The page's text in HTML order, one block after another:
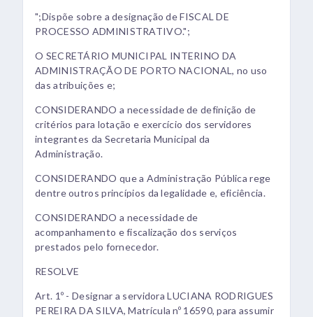
";Dispõe sobre a designação de FISCAL DE
PROCESSO ADMINISTRATIVO.";
O SECRETÁRIO MUNICIPAL INTERINO DA
ADMINISTRAÇÃO DE PORTO NACIONAL, no uso
das atribuições e;
CONSIDERANDO a necessidade de definição de
critérios para lotação e exercício dos servidores
integrantes da Secretaria Municipal da
Administração.
CONSIDERANDO que a Administração Pública rege
dentre outros princípios da legalidade e, eficiência.
CONSIDERANDO a necessidade de
acompanhamento e fiscalização dos serviços
prestados pelo fornecedor.
RESOLVE
Art. 1º - Designar a servidora LUCIANA RODRIGUES
PEREIRA DA SILVA, Matrícula nº 16590, para assumir